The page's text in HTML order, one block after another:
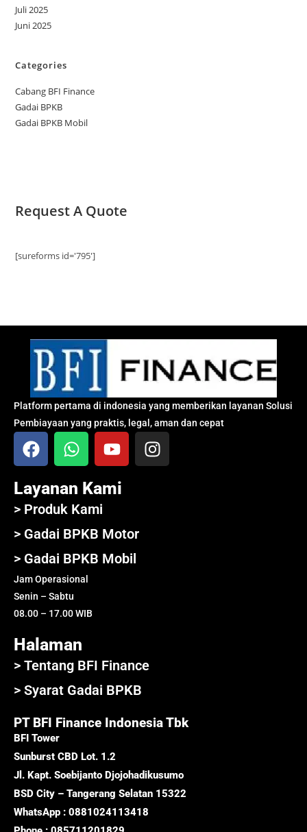
Juli 2025
Juni 2025
Categories
Cabang BFI Finance
Gadai BPKB
Gadai BPKB Mobil
Request A Quote
[sureforms id='795']
Platform pertama di indonesia yang memberikan layanan Solusi
Pembiayaan yang praktis, legal, aman dan cepat
Layanan Kami
> Produk Kami
> Gadai BPKB Motor
> Gadai BPKB Mobil
Jam Operasional
Senin – Sabtu
08.00 – 17.00 WIB
Halaman
> Tentang BFI Finance
> Syarat Gadai BPKB
PT BFI Finance Indonesia Tbk
BFI Tower
Sunburst CBD Lot. 1.2
Jl. Kapt. Soebijanto Djojohadikusumo
BSD City – Tangerang Selatan 15322
WhatsApp : 0881024113418